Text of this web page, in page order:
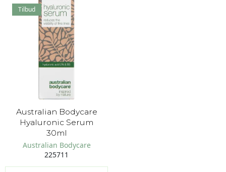
Tilbud
Australian Bodycare
Hyaluronic Serum
30ml
Australian Bodycare
225711